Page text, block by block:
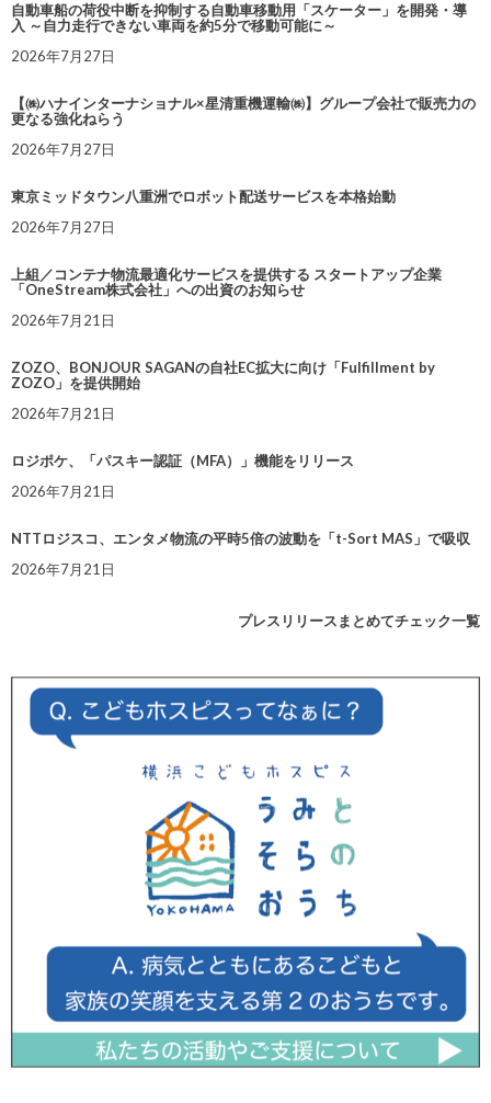
自動車船の荷役中断を抑制する自動車移動用「スケーター」を開発・導
入 ～自力走行できない車両を約5分で移動可能に～
2026年7月27日
【㈱ハナインターナショナル×星清重機運輸㈱】グループ会社で販売力の
更なる強化ねらう
2026年7月27日
東京ミッドタウン八重洲でロボット配送サービスを本格始動
2026年7月27日
上組／コンテナ物流最適化サービスを提供する スタートアップ企業
「OneStream株式会社」への出資のお知らせ
2026年7月21日
ZOZO、BONJOUR SAGANの自社EC拡大に向け「Fulfillment by
ZOZO」を提供開始
2026年7月21日
ロジポケ、「パスキー認証（MFA）」機能をリリース
2026年7月21日
NTTロジスコ、エンタメ物流の平時5倍の波動を「t-Sort MAS」で吸収
2026年7月21日
プレスリリースまとめてチェック一覧